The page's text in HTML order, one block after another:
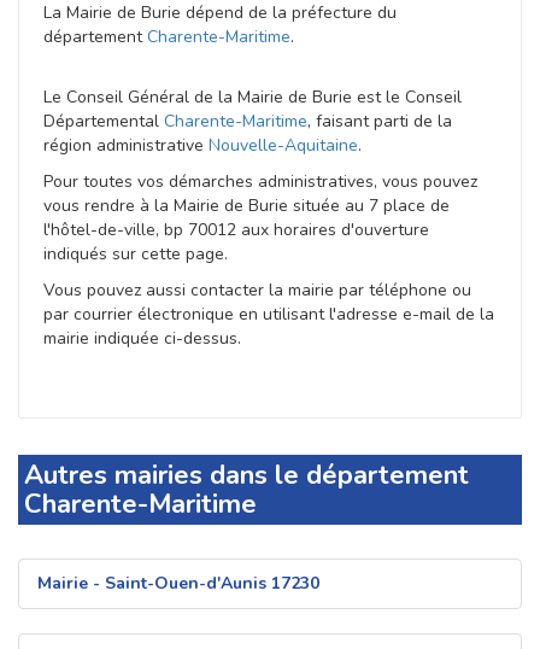
La Mairie de Burie dépend de la préfecture du
départementCharente-Maritime.
Le Conseil Général de la Mairie de Burie est le Conseil
Départemental Charente-Maritime, faisant parti de la
région administrative Nouvelle-Aquitaine.
Pour toutes vos démarches administratives, vous pouvez
vous rendre à la Mairie de Burie située au 7 place de
l'hôtel-de-ville, bp 70012 aux horaires d'ouverture
indiqués sur cette page.
Vous pouvez aussi contacter la mairie par téléphone ou
par courrier électronique en utilisant l'adresse e-mail de la
mairie indiquée ci-dessus.
Autres mairies dans le département
Charente-Maritime
Mairie - Saint-Ouen-d'Aunis 17230